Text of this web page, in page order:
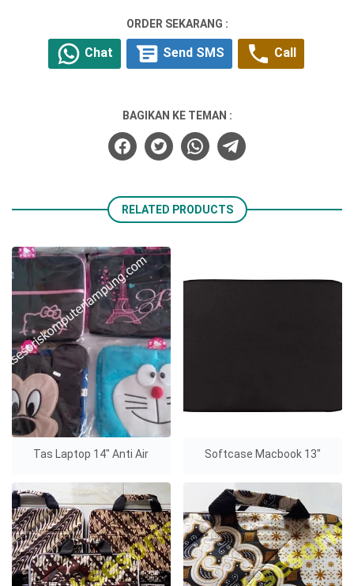
ORDER SEKARANG :
Chat Send SMS Call
BAGIKAN KE TEMAN :
RELATED PRODUCTS
Tas Laptop 14" Anti Air Softcase Macbook 13"